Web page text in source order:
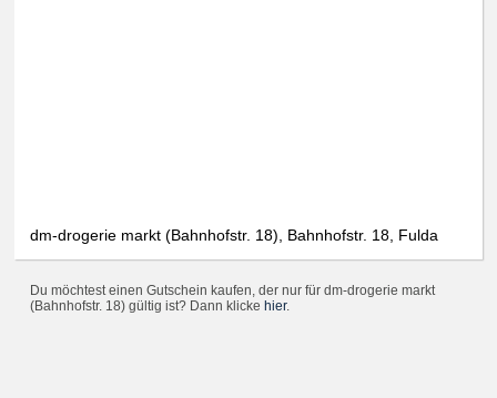
dm-drogerie markt (Bahnhofstr. 18), Bahnhofstr. 18, Fulda
Du möchtest einen Gutschein kaufen, der nur für dm-drogerie markt
(Bahnhofstr. 18) gültig ist? Dann klicke hier.